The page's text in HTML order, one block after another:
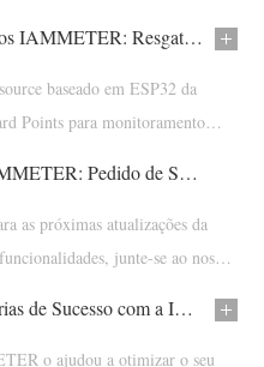
Dispositivos Periféricos IAMMETER: Resgate Kits ESP32 Open-Source com Reward Points
baseado em ESP32 da
Points para monitoramento
da IAMMETER.
Ajude a Moldar a IAMMETER: Pedido de Sugestões dos Utilizadores e Roadmap 2025
as próximas atualizações da
junte-se ao nosso
Partilhe as suas Histórias de Sucesso com a IAMMETER e Esforços de Promoção
o ajudou a otimizar o seu